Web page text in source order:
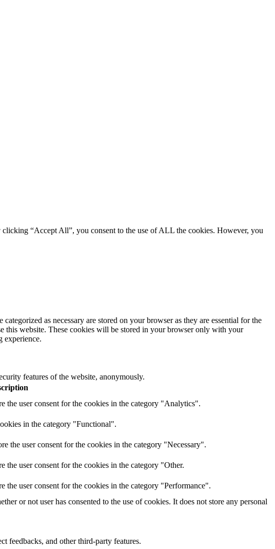
“Accept All”, you consent to the use of ALL the cookies. However, you
as necessary are stored on your browser as they are essential for the
this website. These cookies will be stored in your browser only with your
experience.
features of the website, anonymously.
the user consent for the cookies in the category "Analytics".
in the category "Functional".
the user consent for the cookies in the category "Necessary".
user consent for the cookies in the category "Other.
user consent for the cookies in the category "Performance".
or not user has consented to the use of cookies. It does not store any personal
feedbacks, and other third-party features.